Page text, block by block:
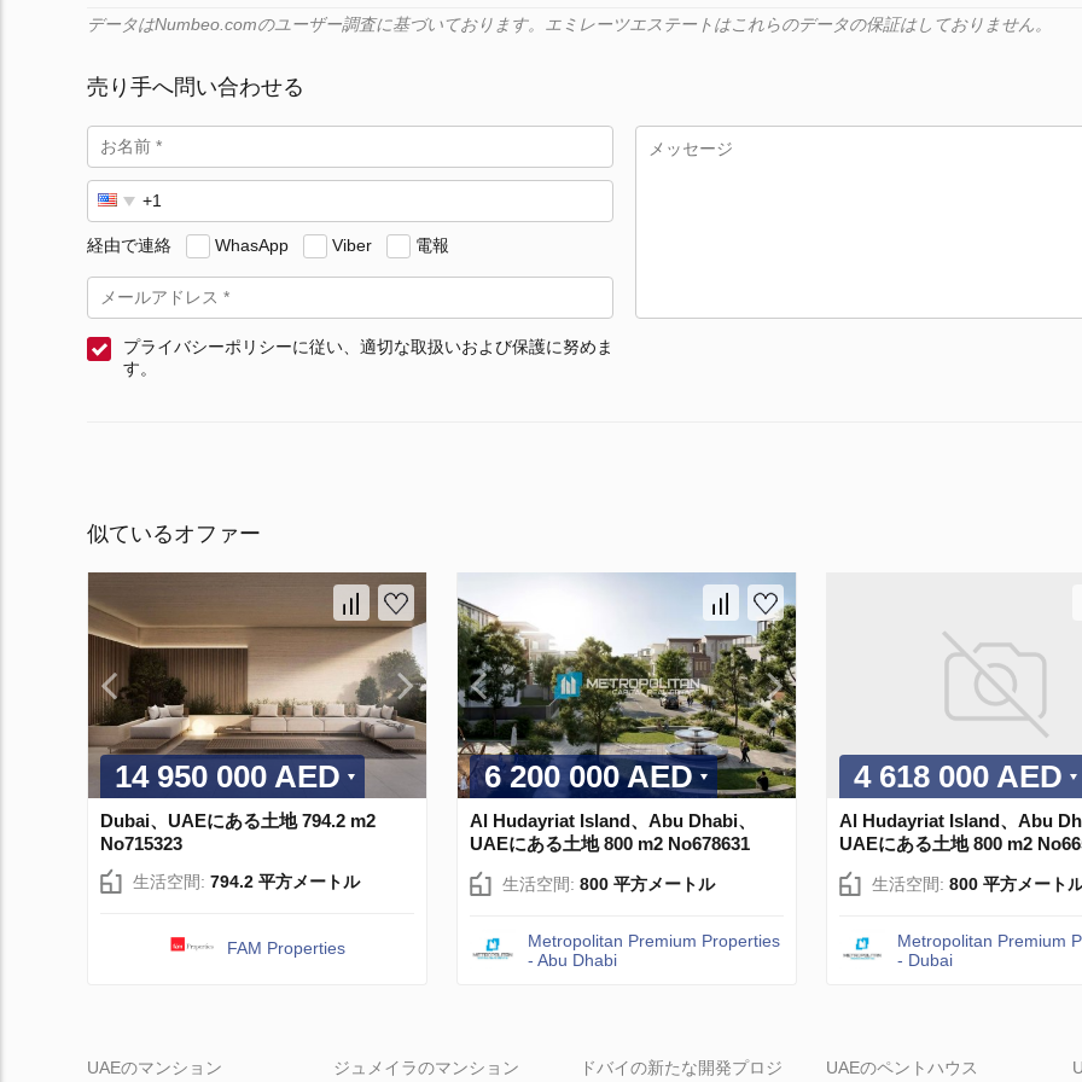
データはNumbeo.comのユーザー調査に基づいております。エミレーツエステートはこれらのデータの保証はしておりません。
売り手へ問い合わせる
経由で連絡 WhasApp Viber 電報
プライバシーポリシーに従い、適切な取扱いおよび保護に努めま
す。
似ているオファー
14 950 000 AED
Dubai、UAEにある土地 794.2 m2
No715323
生活空間: 794.2 平方メートル
FAM Properties
6 200 000 AED
Al Hudayriat Island、Abu Dhabi、
UAEにある土地 800 m2 No678631
生活空間: 800 平方メートル
Metropolitan Premium Properties
- Abu Dhabi
4 618 000 AED
Al Hudayriat Island、Abu
UAEにある土地 800 m2
生活空間: 800 平方メート
Metropolitan Premium
- Dubai
UAEのマンション ジュメイラのマンション
ドバイの新たな開発プロジ
UAEのペントハウス